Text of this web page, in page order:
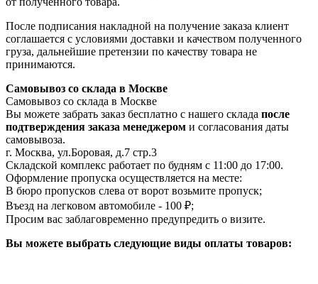
После подписания накладной на получение заказа клиент
соглашается с условиями доставки и качеством полученного
груза, дальнейшие претензии по качеству товара не
принимаются.
Самовывоз со склада в Москве
Самовывоз со склада в Москве
Вы можете забрать заказ бесплатно с нашего склада после
подтверждения заказа менеджером и согласования даты
самовывоза.
г. Москва, ул.Боровая, д.7 стр.3
Складской комплекс работает по будням с 11:00 до 17:00.
Оформление пропуска осуществляется на месте:
В бюро пропусков слева от ворот возьмите пропуск;
Въезд на легковом автомобиле - 100 ₽;
Просим вас заблаговременно предупредить о визите.
Вы можете выбрать следующие виды оплаты товаров: